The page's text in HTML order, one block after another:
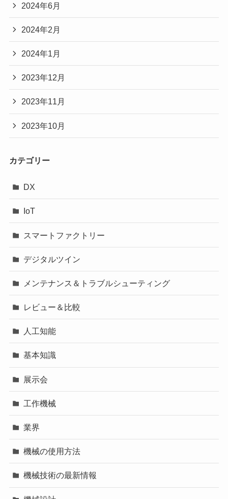
2024年6月
2024年2月
2024年1月
2023年12月
2023年11月
2023年10月
カテゴリー
DX
IoT
スマートファクトリー
デジタルツイン
メンテナンス＆トラブルシューティング
レビュー＆比較
人工知能
基本知識
展示会
工作機械
業界
機械の使用方法
機械技術の最新情報